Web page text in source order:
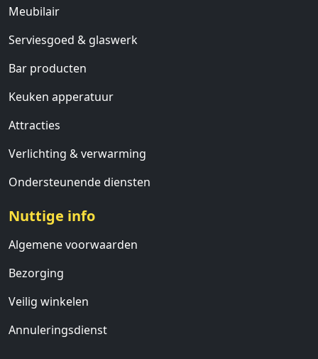
Meubilair
Serviesgoed & glaswerk
Bar producten
Keuken apperatuur
Attracties
Verlichting & verwarming
Ondersteunende diensten
Nuttige info
Algemene voorwaarden
Bezorging
Veilig winkelen
Annuleringsdienst